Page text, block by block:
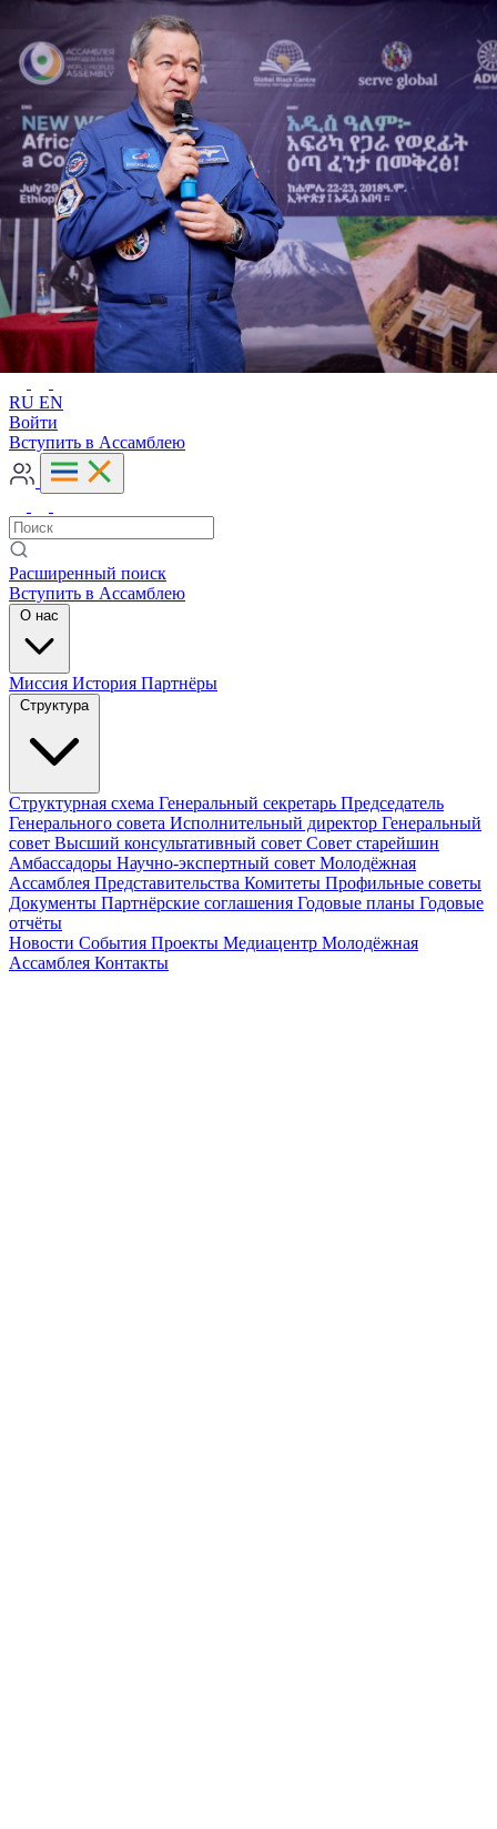
Расширенный поиск
RU EN
RU EN
Войти
Вступить в Ассамблею
Расширенный поиск
Вступить в Ассамблею
О нас
Миссия История Партнёры
Структура
Структурная схема Генеральный секретарь Председатель
Генерального совета Исполнительный директор Генеральный
совет Высший консультативный совет Совет старейшин
Амбассадоры Научно-экспертный совет Молодёжная
Ассамблея Представительства Комитеты Профильные советы
Документы Партнёрские соглашения Годовые планы Годовые
отчёты
Новости События Проекты Медиацентр Молодёжная
Ассамблея Контакты